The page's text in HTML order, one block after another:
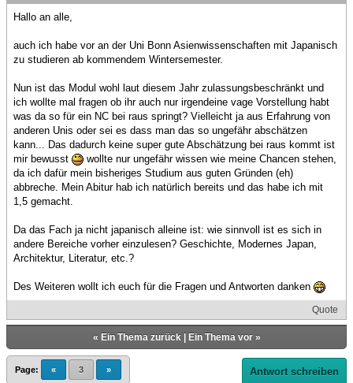
Hallo an alle,
auch ich habe vor an der Uni Bonn Asienwissenschaften mit Japanisch
zu studieren ab kommendem Wintersemester.
Nun ist das Modul wohl laut diesem Jahr zulassungsbeschränkt und
ich wollte mal fragen ob ihr auch nur irgendeine vage Vorstellung habt
was da so für ein NC bei raus springt? Vielleicht ja aus Erfahrung von
anderen Unis oder sei es dass man das so ungefähr abschätzen
kann... Das dadurch keine super gute Abschätzung bei raus kommt ist
mir bewusst
wollte nur ungefähr wissen wie meine Chancen stehen,
da ich dafür mein bisheriges Studium aus guten Gründen (eh)
abbreche. Mein Abitur hab ich natürlich bereits und das habe ich mit
1,5 gemacht.
Da das Fach ja nicht japanisch alleine ist: wie sinnvoll ist es sich in
andere Bereiche vorher einzulesen? Geschichte, Modernes Japan,
Architektur, Literatur, etc.?
Des Weiteren wollt ich euch für die Fragen und Antworten danken
Quote
« Ein Thema zurück| Ein Thema vor»
Page: « 3 » Antwort schreiben